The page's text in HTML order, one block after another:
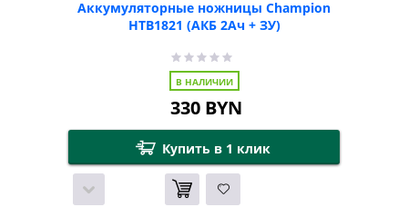
Аккумуляторные ножницы Champion
HTB1821 (АКБ 2Ач + ЗУ)
В НАЛИЧИИ
330 BYN
Купить в 1 клик